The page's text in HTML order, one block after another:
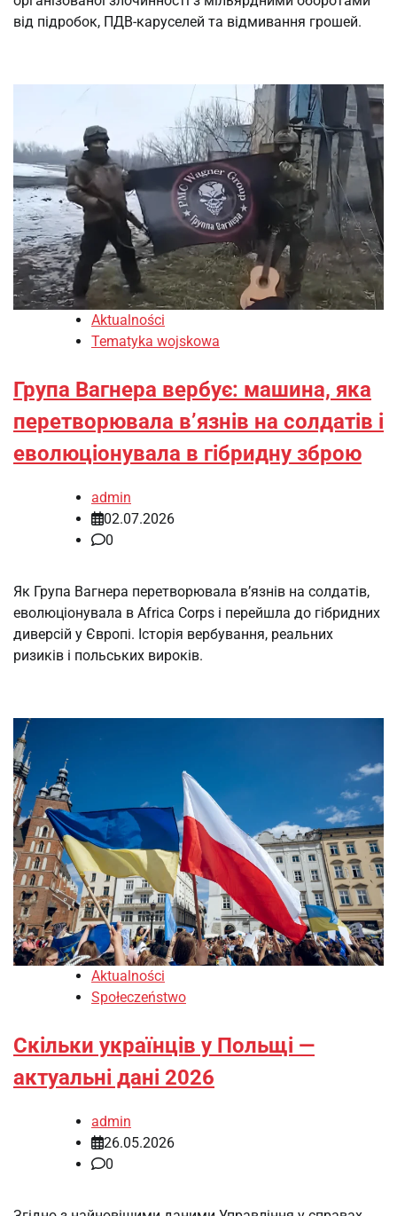
від підробок, ПДВ-каруселей та відмивання грошей.
Aktualności
Tematyka wojskowa
Група Вагнера вербує: машина, яка
перетворювала в’язнів на солдатів і
еволюціонувала в гібридну зброю
admin
02.07.2026
0
Як Група Вагнера перетворювала в’язнів на солдатів,
еволюціонувала в Africa Corps і перейшла до гібридних
диверсій у Європі. Історія вербування, реальних
ризиків і польських вироків.
Aktualności
Społeczeństwo
Скільки українців у Польщі —
актуальні дані 2026
admin
26.05.2026
0